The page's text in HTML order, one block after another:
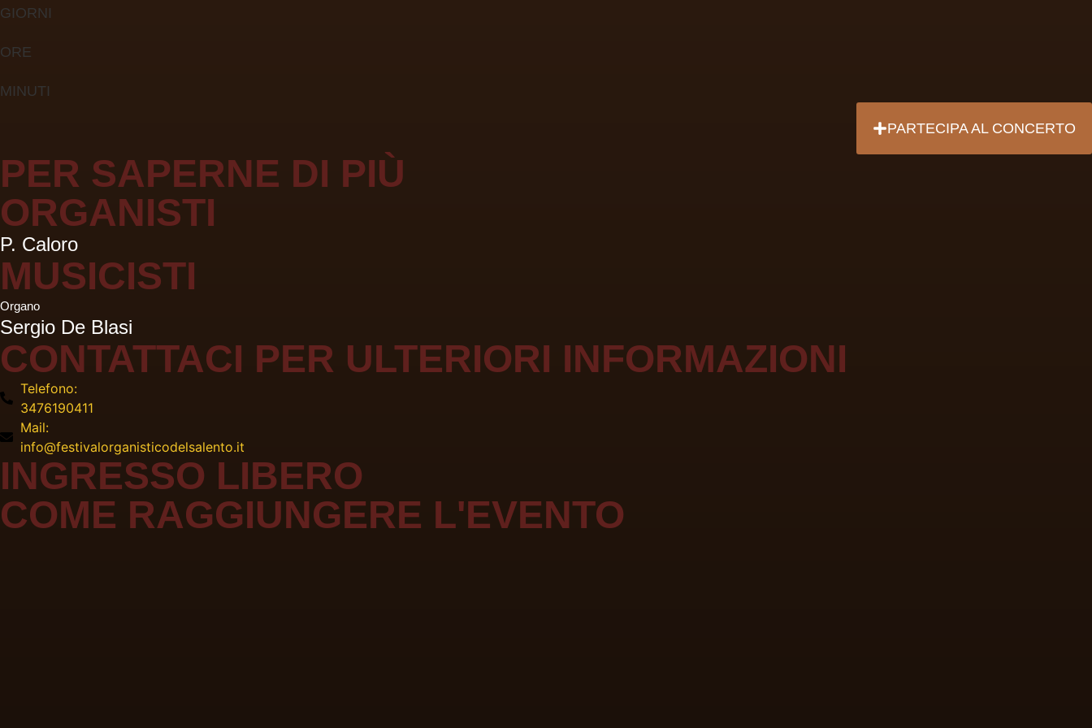
GIORNI
ORE
MINUTI
PARTECIPAAL CONCERTO
PER SAPERNE DI PIÙ
ORGANISTI
P. Caloro
MUSICISTI
Organo
Sergio De Blasi
CONTATTACI PER ULTERIORI INFORMAZIONI
Telefono:
3476190411
Mail:
info@festivalorganisticodelsalento.it
INGRESSO LIBERO
COME RAGGIUNGERE L'EVENTO